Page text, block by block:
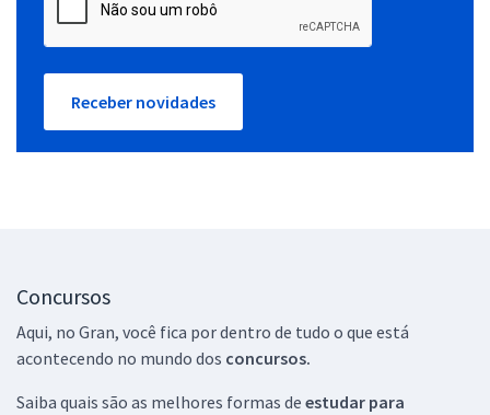
Receber novidades
Concursos
Aqui, no Gran, você fica por dentro de tudo o que está
acontecendo no mundo dos concursos.
Saiba quais são as melhores formas de estudar para